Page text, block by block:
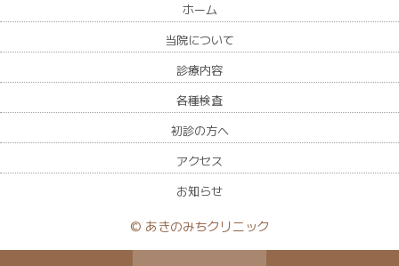
ホーム
当院について
診療内容
各種検査
初診の方へ
アクセス
お知らせ
© あきのみちクリニック